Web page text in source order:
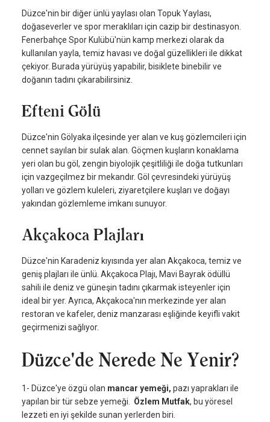
Düzce'nin bir diğer ünlü yaylası olan Topuk Yaylası,
doğaseverler ve spor meraklıları için cazip bir destinasyon.
Fenerbahçe Spor Kulübü'nün kamp merkezi olarak da
kullanılan yayla, temiz havası ve doğal güzellikleri ile dikkat
çekiyor. Burada yürüyüş yapabilir, bisiklete binebilir ve
doğanın tadını çıkarabilirsiniz.
Efteni Gölü
Düzce'nin Gölyaka ilçesinde yer alan ve kuş gözlemcileri için
cennet sayılan bir sulak alan. Göçmen kuşların konaklama
yeri olan bu göl, zengin biyolojik çeşitliliği ile doğa tutkunları
için vazgeçilmez bir mekandır. Göl çevresindeki yürüyüş
yolları ve gözlem kuleleri, ziyaretçilere kuşları ve doğayı
yakından gözlemleme imkanı sunuyor.
Akçakoca Plajları
Düzce'nin Karadeniz kıyısında yer alan Akçakoca, temiz ve
geniş plajları ile ünlü. Akçakoca Plajı, Mavi Bayrak ödüllü
sahili ile deniz ve güneşin tadını çıkarmak isteyenler için
ideal bir yer. Ayrıca, Akçakoca'nın merkezinde yer alan
restoran ve kafeler, deniz manzarası eşliğinde keyifli vakit
geçirmenizi sağlıyor.
Düzce'de Nerede Ne Yenir?
1- Düzce'ye özgü olan mancar yemeği, pazı yaprakları ile
yapılan bir tür sebze yemeği. Özlem Mutfak, bu yöresel
lezzeti en iyi şekilde sunan yerlerden biri.